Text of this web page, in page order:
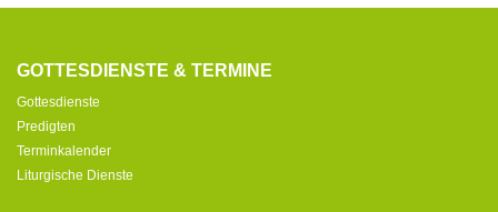
GOTTESDIENSTE & TERMINE
Gottesdienste
Predigten
Terminkalender
Liturgische Dienste